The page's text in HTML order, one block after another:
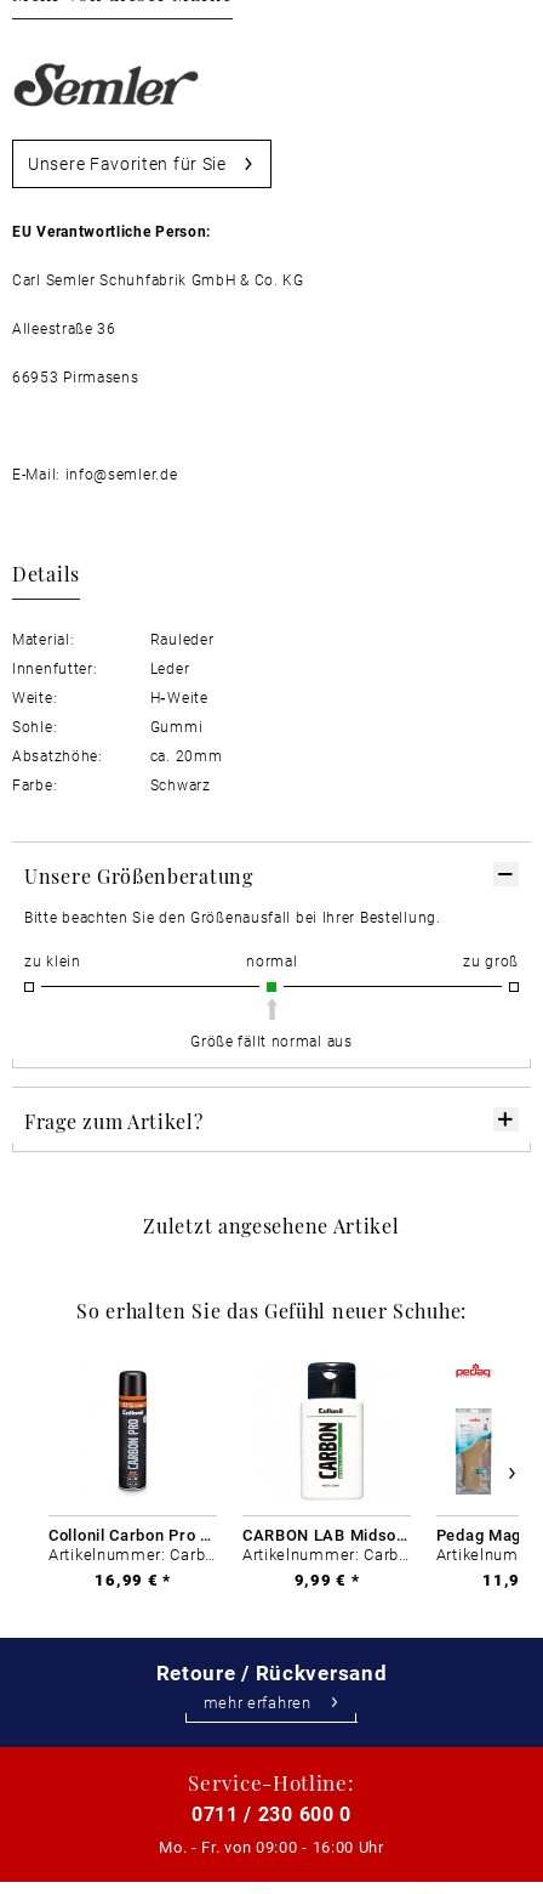
Unsere Favoriten für Sie
EU Verantwortliche Person:
Carl Semler Schuhfabrik GmbH & Co. KG
Alleestraße 36
66953 Pirmasens
E-Mail: info@semler.de
Details
Material:
Rauleder
Innenfutter:
Leder
Weite:
H-Weite
Sohle:
Gummi
Absatzhöhe:
ca. 20mm
Farbe:
Schwarz
Unsere Größenberatung
Bitte beachten Sie den Größenausfall bei Ihrer Bestellung.
zu klein normal zu groß
Größe fällt normal aus
Frage zum Artikel?
Zuletzt angesehene Artikel
So erhalten Sie das Gefühl neuer Schuhe:
Collonil Carbon Pro 400 ml
Artikelnummer: Carbon-0
16,99 € *
CARBON LAB Midsole Cleaner
Artikelnummer: Carbon-0
9,99 € *
11,99
Retoure / Rückversand
mehr erfahren
Service-Hotline:
0711 / 230 600 0
Mo. - Fr. von 09:00 - 16:00 Uhr